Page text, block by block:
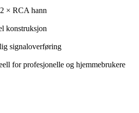
× RCA hann
konstruksjon
signaloverføring
for profesjonelle og hjemmebrukere